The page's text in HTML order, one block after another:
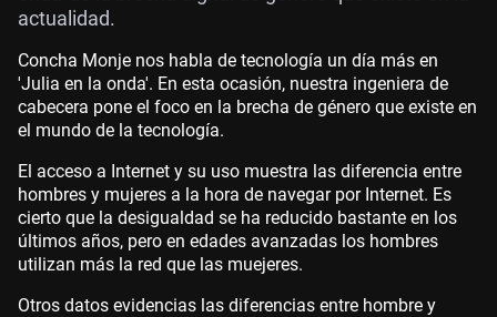
actualidad.
Concha Monje nos habla de tecnología un día más en
'Julia en la onda'. En esta ocasión, nuestra ingeniera de
cabecera pone el foco en la brecha de género que existe en
el mundo de la tecnología.
El acceso a Internet y su uso muestra las diferencia entre
hombres y mujeres a la hora de navegar por Internet. Es
cierto que la desigualdad se ha reducido bastante en los
últimos años, pero en edades avanzadas los hombres
utilizan más la red que las muejeres.
Otros datos evidencias las diferencias entre hombre y